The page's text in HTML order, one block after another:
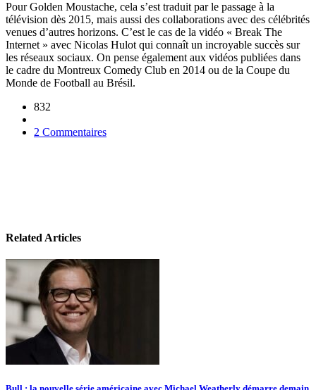
Pour Golden Moustache, cela s’est traduit par le passage à la
télévision dès 2015, mais aussi des collaborations avec des célébrités
venues d’autres horizons. C’est le cas de la vidéo « Break The
Internet » avec Nicolas Hulot qui connaît un incroyable succès sur
les réseaux sociaux. On pense également aux vidéos publiées dans
le cadre du Montreux Comedy Club en 2014 ou de la Coupe du
Monde de Football au Brésil.
832
2 Commentaires
Related Articles